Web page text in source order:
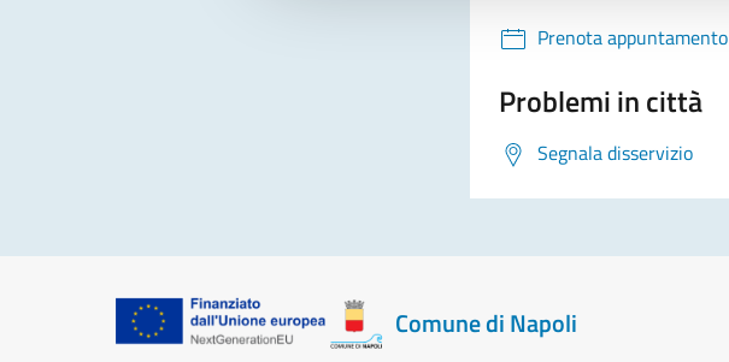
Prenota appuntamento
Problemi in città
Segnala disservizio
Comune di Napoli